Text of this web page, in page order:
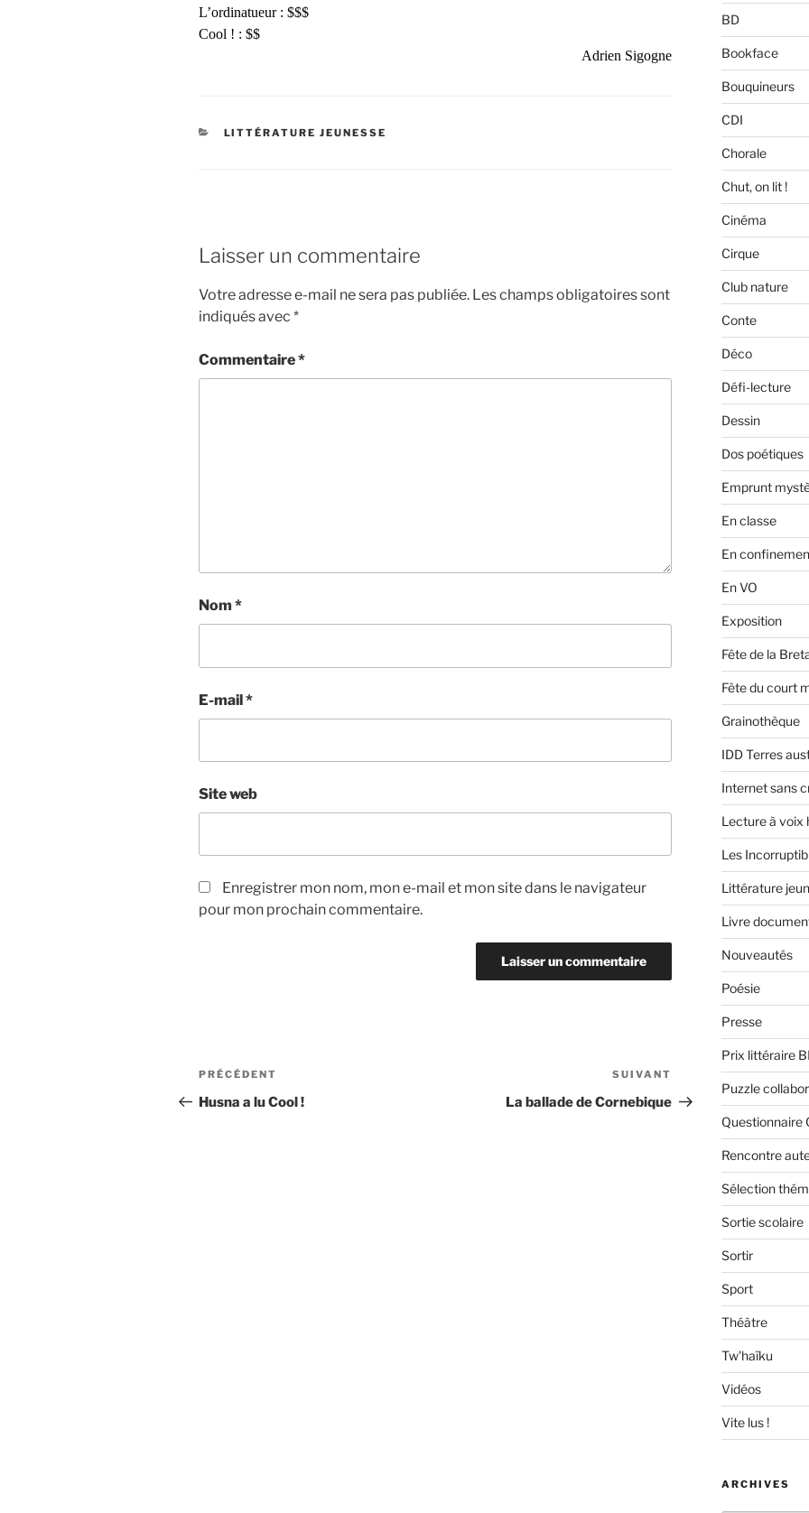
L’ordinatueur : $$$
Cool ! : $$
Adrien Sigogne
CATÉGORIES
LITTÉRATURE JEUNESSE
Laisser un commentaire
Votre adresse e-mail ne sera pas publiée. Les champs obligatoires sont
indiqués avec *
Commentaire*
Nom *
E-mail*
Site web
Enregistrer mon nom, mon e-mail et mon site dans le navigateur
pour mon prochain commentaire.
Navigation
de
Article
précédent
PRÉCÉDENT
Husna a lu Cool !
suivant
SUIVANT
La ballade de Cornebique
BD
Bookface
Bouquineurs
CDI
Chorale
Chut, on lit !
Cinéma
Cirque
Club nature
Conte
Déco
Défi-lecture
Dessin
Dos poétiques
Emprunt
En classe
En
En VO
Exposition
Fête de la
Fête du court
Grainothèque
IDD Terres
Internet sans
Lecture à voix
Les
Littérature
Livre
Nouveautés
Poésie
Presse
Prix littéraire
Puzzle
Questionnaire
Rencontre
Sélection
Sortie scolaire
Sortir
Sport
Théâtre
Tw'haïku
Vidéos
Vite lus !
ARCHIVES